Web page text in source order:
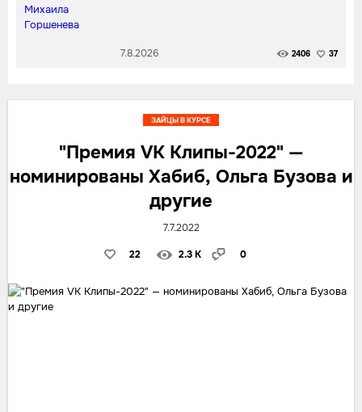
7.8.2026 2406 37
"Премия VK Клипы-2022" —
номинированы Хабиб, Ольга Бузова и
другие
7.7.2022
22 2.3 K 0
ЗАЙЦЫ В КУРСЕ